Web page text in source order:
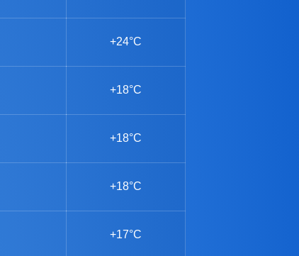
+24°C
+18°C
+18°C
+18°C
+17°C